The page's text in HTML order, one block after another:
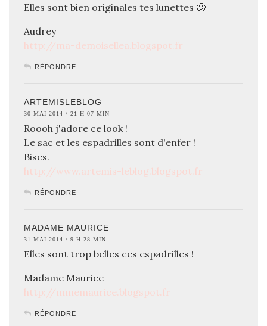
Elles sont bien originales tes lunettes 🙂
Audrey
http://ma-demoisellea.blogspot.fr
RÉPONDRE
ARTEMISLEBLOG
30 MAI 2014 / 21 H 07 MIN
Roooh j'adore ce look !
Le sac et les espadrilles sont d'enfer !
Bises.
http://www.artemis-leblog.blogspot.fr
RÉPONDRE
MADAME MAURICE
31 MAI 2014 / 9 H 28 MIN
Elles sont trop belles ces espadrilles !
Madame Maurice
http://mmemaurice.blogspot.fr
RÉPONDRE